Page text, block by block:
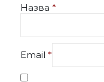
Назва *
Email *